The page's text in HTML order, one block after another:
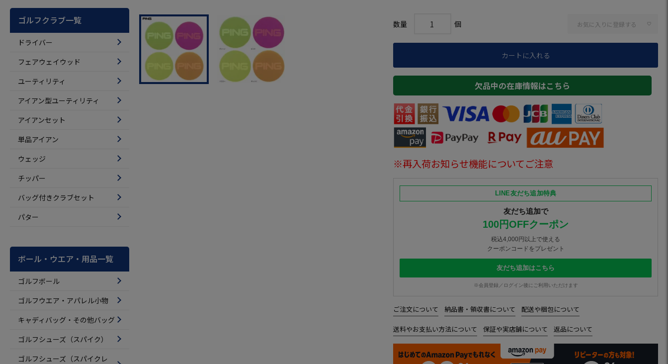
ゴルフクラブ一覧
ドライバー
フェアウェイウッド
ユーティリティ
アイアン型ユーティリティ
アイアンセット
単品アイアン
ウェッジ
チッパー
バッグ付きクラブセット
パター
ボール・ウエア・用品一覧
ゴルフボール
ゴルフウエア・アパレル小物
キャディバッグ・その他バッグ
ゴルフシューズ（スパイク）
ゴルフシューズ（スパイクレ
お気に入りに登録する
カートに入れる
欠品中の在庫情報はこちら
※再入荷お知らせ機能についてご注意
LINE友だち追加特典
友だち追加で
100円OFFクーポン
税込4,000円以上で使える
クーポンコードをプレゼント
友だち追加はこちら
※会員登録／ログイン後にご利用いただけます
ご注文について 納品書・領収書について 配送や梱包について
送料やお支払い方法について 保証や実店舗について 返品について